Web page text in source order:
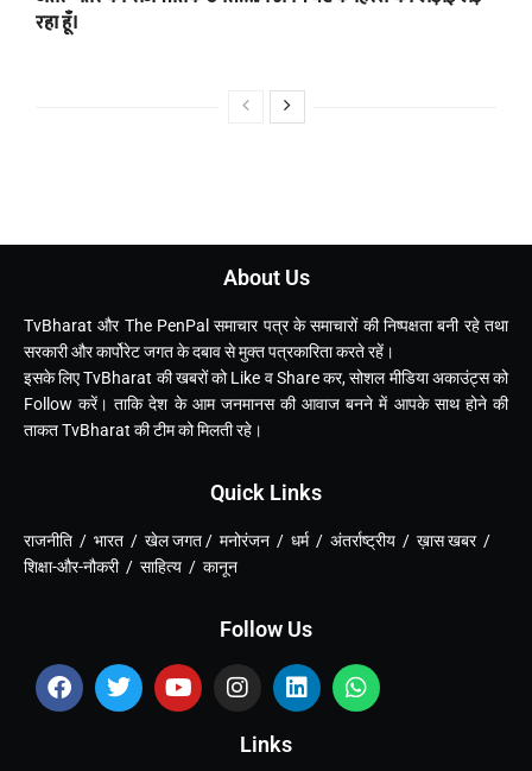
रहा हूँ।
About Us
TvBharat और The PenPal समाचार पत्र के समाचारों की निष्पक्षता बनी रहे तथा
सरकारी और कार्पोरेट जगत के दबाव से मुक्त पत्रकारिता करते रहें।
इसके लिए TvBharat की खबरों को Like व Share कर, सोशल मीडिया अकाउंट्स को
Follow करें। ताकि देश के आम जनमानस की आवाज बनने में आपके साथ होने की
ताकत TvBharat की टीम को मिलती रहे।
Quick Links
राजनीति / भारत / खेल जगत / मनोरंजन / धर्म / अंतर्राष्ट्रीय / ख़ास खबर /
शिक्षा-और-नौकरी / साहित्य / कानून
Follow Us
Links